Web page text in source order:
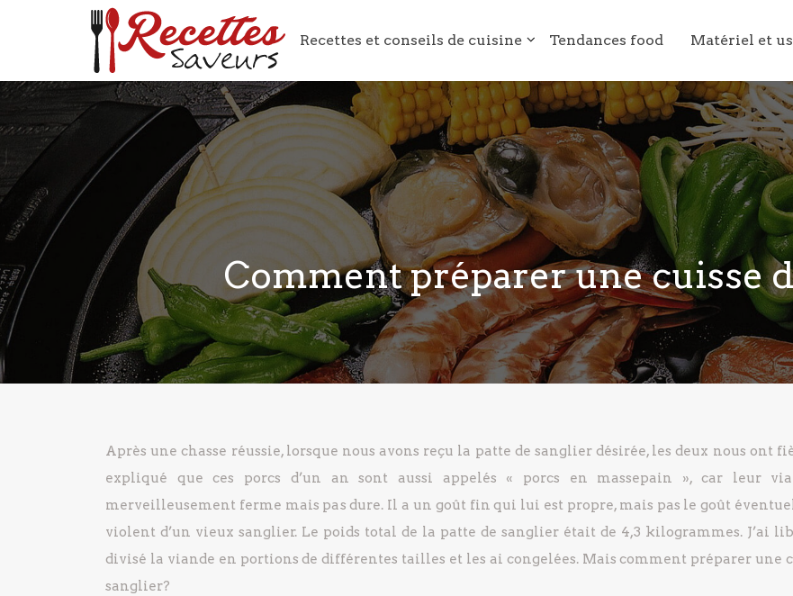
Recettes et conseils de cuisine Tendances food Matériel et
Comment préparer une cuisse
Après une chasse réussie, lorsque nous avons reçu la patte de sanglier désirée, les deux nous ont
expliqué que ces porcs d’un an sont aussi appelés « porcs en massepain », car leur
merveilleusement ferme mais pas dure. Il a un goût fin qui lui est propre, mais pas le goût
violent d’un vieux sanglier. Le poids total de la patte de sanglier était de 4,3 kilogrammes. J’ai
divisé la viande en portions de différentes tailles et les ai congelées. Mais comment préparer une
sanglier?